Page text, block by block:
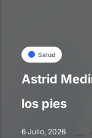
Salud
Astrid
los pies
6 Julio, 2026